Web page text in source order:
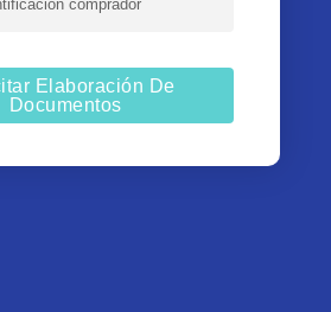
Elaboración De
Documentos